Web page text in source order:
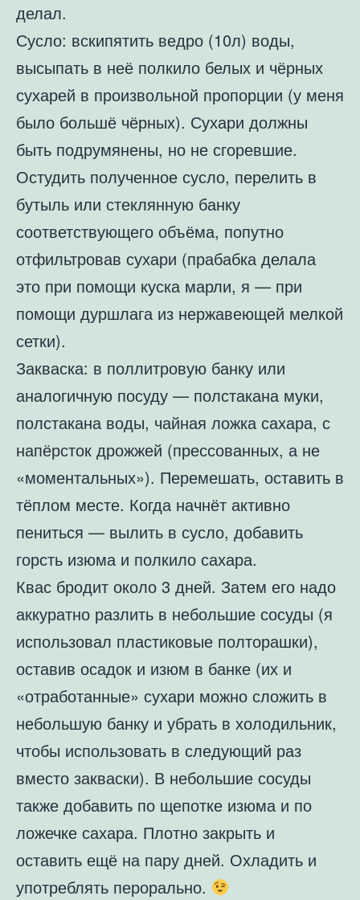
делал.
Сусло: вскипятить ведро (10л) воды,
высыпать в неё полкило белых и чёрных
сухарей в произвольной пропорции (у меня
было большё чёрных). Сухари должны
быть подрумянены, но не сгоревшие.
Остудить полученное сусло, перелить в
бутыль или стеклянную банку
соответствующего объёма, попутно
отфильтровав сухари (прабабка делала
это при помощи куска марли, я — при
помощи дуршлага из нержавеющей мелкой
сетки).
Закваска: в поллитровую банку или
аналогичную посуду — полстакана муки,
полстакана воды, чайная ложка сахара, с
напёрсток дрожжей (прессованных, а не
«моментальных»). Перемешать, оставить в
тёплом месте. Когда начнёт активно
пениться — вылить в сусло, добавить
горсть изюма и полкило сахара.
Квас бродит около 3 дней. Затем его надо
аккуратно разлить в небольшие сосуды (я
использовал пластиковые полторашки),
оставив осадок и изюм в банке (их и
«отработанные» сухари можно сложить в
небольшую банку и убрать в холодильник,
чтобы использовать в следующий раз
вместо закваски). В небольшие сосуды
также добавить по щепотке изюма и по
ложечке сахара. Плотно закрыть и
оставить ещё на пару дней. Охладить и
употреблять перорально.